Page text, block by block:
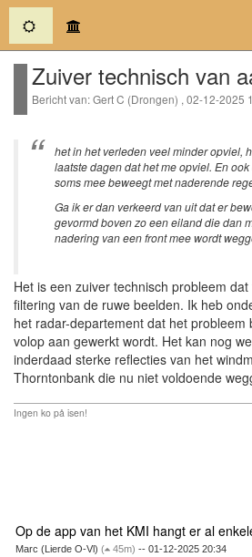
(current)
Zuiver technisch van
Bericht van: Gert C (Drongen) , 02-12-2025
het in het verleden veel minder opviel,
laatste dagen dat het me opviel. En
soms mee beweegt met naderende
Ga ik er dan verkeerd van uit dat er
gevormd boven zo een eiland die dan
nadering van een front mee wordt
Het is een zuiver technisch probleem
filtering van de ruwe beelden. Ik heb
het radar-departement dat het probleem
volop aan gewerkt wordt. Het kan nog
inderdaad sterke reflecties van het
Thorntonbank die nu niet voldoende
Ingen ko på isen!
Op de app van het KMI hangt er al
Marc (Lierde O-Vl) ( 45m) -- 01-12-2025 20:34